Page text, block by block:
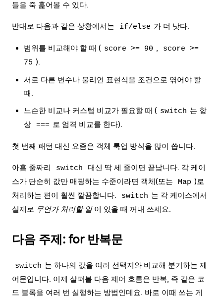
들을 죽 훑어볼 수 있다.
반대로 다음과 같은 상황에서는 if/else 가 더 낫다.
범위를 비교해야 할 때 ( score >= 90 ,
score >=
75 ).
서로 다른 변수나 불리언 표현식을 조건으로 엮어야 할
때.
느슨한 비교나 커스텀 비교가 필요할 때 ( switch 는 항
상 === 로 엄격 비교를 한다).
첫 번째 패턴 대신 요즘은 객체 룩업 방식을 많이 씁니다.
아홉 줄짜리 switch
대신 딱 세 줄이면 끝납니다. 각 케이
스가 단순히 값만 매핑하는 수준이라면 객체(또는
Map )로
처리하는 편이 훨씬 깔끔합니다.
switch 는 각 케이스에서
실제로 무언가 처리할 일이 있을 때 꺼내 쓰세요.
다음 주제: for 반복문
switch 는 하나의 값을 여러 선택지와 비교해 분기하는 제
어문입니다. 이제 살펴볼 다음 제어 흐름은 반복, 즉 같은 코
드 블록을 여러 번 실행하는 방법인데요. 바로 이때 쓰는 게